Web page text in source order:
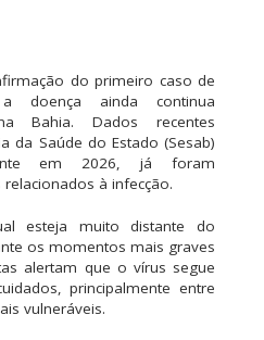
do primeiro caso de
doença ainda continua
Bahia. Dados recentes
da Saúde do Estado (Sesab)
em 2026, já foram
à infecção.
esteja muito distante do
os momentos mais graves
alertam que o vírus segue
principalmente entre
vulneráveis.